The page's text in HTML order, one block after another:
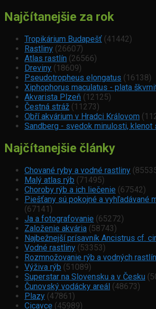
Najčítanejšie za rok
Tropikárium Budapešť (41442)
Rastliny (26607)
Atlas rastlín (26566)
Dreviny (18609)
Pseudotropheus elongatus (16138)
Xiphophorus maculatus - plata
Akvarista Plzeň (12125)
Čestná stráž (11273)
Obří akvárium v Hradci Královom
Sandberg - svedok minulosti, klenot
Najčítanejšie články
Chované ryby a vodné rastliny
Malý atlas rýb (71495)
Choroby rýb a ich liečenie (67542)
Piešťany sú pokojné a vyhľadávané
(67141)
Ja a fotografovanie (65272)
Založenie akvária (58743)
Najbežnejší prísavník Ancistrus cf.
Vodné rastliny (53353)
Rozmnožovanie rýb a vodných rastlín
Výživa rýb (51089)
Superstar na Slovensku a v Česku
Čunovský vodácky areál (48673)
Plazy (47861)
Cicavce (45989)